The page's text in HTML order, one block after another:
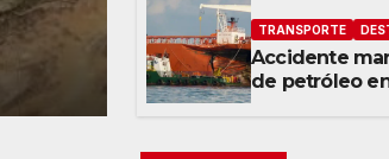
TRANSPORTE
Accidente
de petróleo